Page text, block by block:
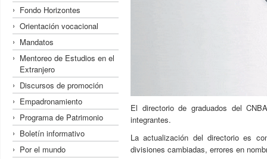
Fondo Horizontes
Orientación vocacional
Mandatos
Mentoreo de Estudios en el
Extranjero
Discursos de promoción
Empadronamiento
Programa de Patrimonio
Boletín informativo
Por el mundo
El directorio de graduados del
integrantes.
La actualización del directorio es
divisiones cambiadas, errores en